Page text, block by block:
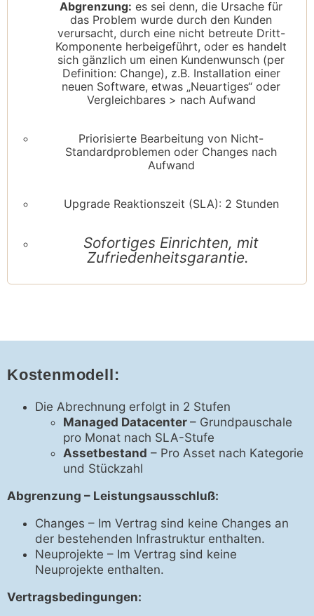
Abgrenzung: es sei denn, die Ursache für
das Problem wurde durch den Kunden
verursacht, durch eine nicht betreute Dritt-
Komponente herbeigeführt, oder es handelt
sich gänzlich um einen Kundenwunsch (per
Definition: Change), z.B. Installation einer
neuen Software, etwas „Neuartiges“ oder
Vergleichbares > nach Aufwand
Priorisierte Bearbeitung von Nicht-
Standardproblemen oder Changes nach
Aufwand
Upgrade Reaktionszeit (SLA): 2 Stunden
Sofortiges Einrichten, mit
Zufriedenheitsgarantie.
Kostenmodell:
Die Abrechnung erfolgt in 2 Stufen
Managed Datacenter – Grundpauschale
pro Monat nach SLA-Stufe
Assetbestand – Pro Asset nach Kategorie
und Stückzahl
Abgrenzung – Leistungsausschluß:
Changes – Im Vertrag sind keine Changes an
der bestehenden Infrastruktur enthalten.
Neuprojekte – Im Vertrag sind keine
Neuprojekte enthalten.
Vertragsbedingungen: